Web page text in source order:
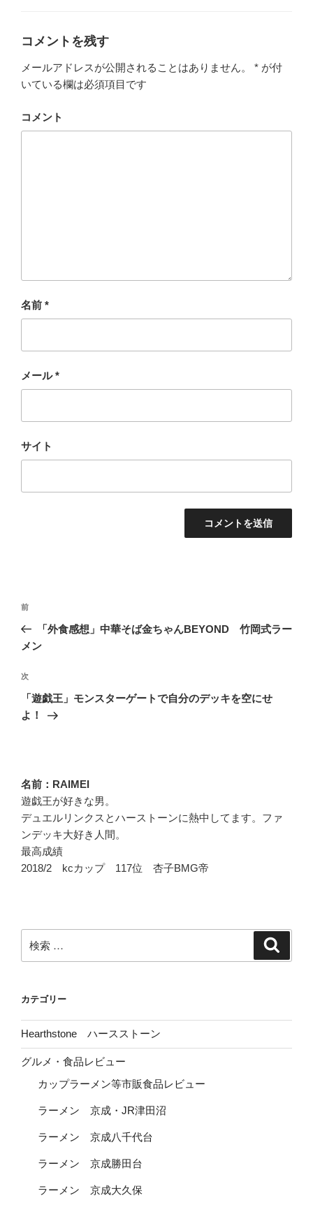
ー
コメントを残す
メールアドレスが公開されることはありません。 * が付
いている欄は必須項目です
コメント
名前 *
メール*
サイト
投
ナ
ゲ
ー
シ
過
去
の
稿
前
「外食感想」中華そば金ちゃんBEYOND 竹岡式ラー
メン
次
の
投
次
「遊戯王」モンスターゲートで自分のデッキを空にせ
よ！
名前：RAIMEI
遊戯王が好きな男。
デュエルリンクスとハーストーンに熱中してます。ファ
ンデッキ大好き人間。
最高成績
2018/2 kcカップ 117位 杏子BMG帝
索:
カテゴリー
Hearthstone ハースストーン
グルメ・食品レビュー
カップラーメン等市販食品レビュー
ラーメン 京成・JR津田沼
ラーメン 京成八千代台
ラーメン 京成勝田台
ラーメン 京成大久保